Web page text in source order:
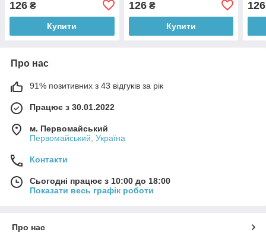
126 ₴
Купити
126₴
Купити
126
Про нас
91% позитивних з 43 відгуків за рік
Працює з 30.01.2022
м. Первомайський
Первомайський, Україна
Контакти
Сьогодні працює з 10:00 до 18:00
Показати весь графік роботи
Про нас